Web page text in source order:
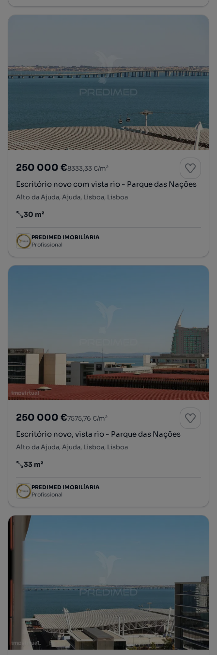
250 000 €8333,33 €/m²
Escritório novo com vista rio - Parque das Nações
Alto da Ajuda, Ajuda, Lisboa, Lisboa
Preço por metro quadrado
30 m²
PREDIMED IMOBILÍARIA
Profissional
250 000 €7575,76 €/m²
Escritório novo, vista rio - Parque das Nações
Alto da Ajuda, Ajuda, Lisboa, Lisboa
Preço por metro quadrado
33 m²
PREDIMED IMOBILÍARIA
Profissional